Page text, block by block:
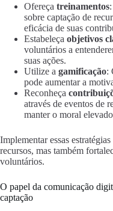
Ofereça treinamentos
sobre captação de
eficácia de suas
Estabeleça objetivos
voluntários a
suas ações.
Utilize a gamificação:
pode aumentar a
Reconheça
através de eventos de
manter o moral
Implementar essas
recursos, mas também
voluntários.
O papel da comunicação
captação